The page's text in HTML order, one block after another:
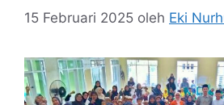
15 Februari 2025 oleh Eki